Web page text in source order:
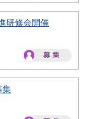
研修会開催
集